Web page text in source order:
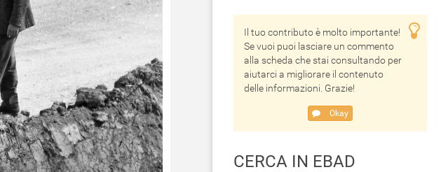
Il tuo contributo è molto importante!
Se vuoi puoi lasciare un commento
alla scheda che stai consultando per
aiutarci a migliorare il contenuto
delle informazioni. Grazie!
Okay
CERCA IN EBAD